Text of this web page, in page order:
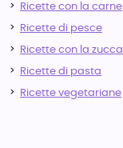
Ricette con la carne
Ricette di pesce
Ricette con la zucca
Ricette di pasta
Ricette vegetariane